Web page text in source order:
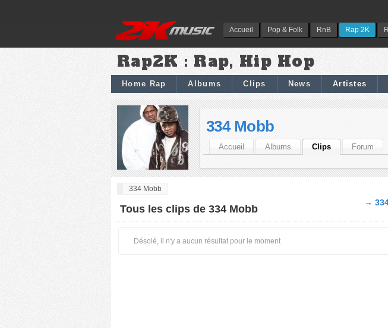
Accueil Pop & Folk RnB Rap 2K
Rap2K : Rap, Hip Hop
Home Rap Albums Clips News Artistes
334 Mobb
Accueil Albums Clips Forum
334 Mobb
→
Tous les clips de 334 Mobb
Désolé, il n'y a aucun résultat pour le moment